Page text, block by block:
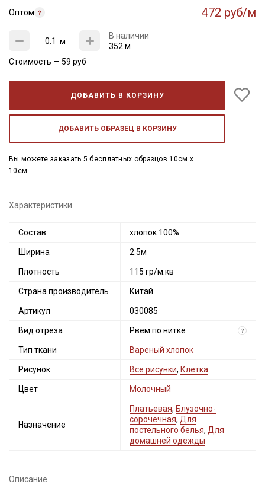
Оптом 472 руб/м
м
В наличии
352 м
Стоимость — 59 руб
ДОБАВИТЬ В КОРЗИНУ
ДОБАВИТЬ ОБРАЗЕЦ В КОРЗИНУ
Вы можете заказать 5 бесплатных образцов 10см x
10см
Характеристики
Состав хлопок 100%
Ширина 2.5м
Плотность 115 гр/м.кв
Страна производитель Китай
Артикул 030085
Вид отреза Рвем по нитке ?
Тип ткани Вареный хлопок
Рисунок Все рисунки, Клетка
Цвет Молочный
Назначение
Платьевая, Блузочно-
сорочечная, Для
постельного белья, Для
домашней одежды
Описание